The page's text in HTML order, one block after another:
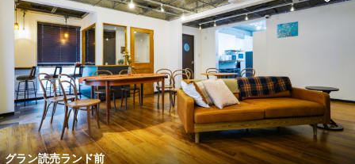
グラン読売ランド前